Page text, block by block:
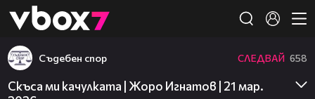
👾
Съдебен спор СЛЕДВАЙ 658
Скъса ми качулката | Жоро Игнатов | 21 мар.